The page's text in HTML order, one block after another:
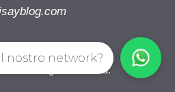
2026. All right reserverd.
nostro network?